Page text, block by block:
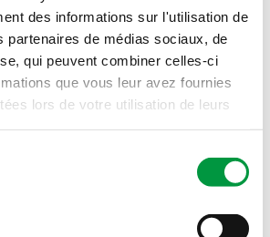
des informations sur l'utilisation de
partenaires de médias sociaux, de
qui peuvent combiner celles-ci
que vous leur avez fournies
lors de votre utilisation de leurs
plateau au minimum 24
auprès de votre fromager
envie. Demandez-nous
prenons avec grand plaisir